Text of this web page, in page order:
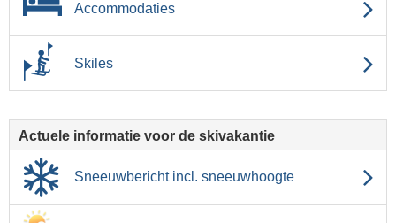
Accommodaties
Skiles
Actuele informatie voor de skivakantie
Sneeuwbericht incl. sneeuwhoogte